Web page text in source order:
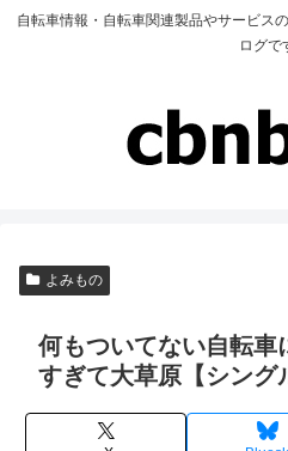
自転車情報・自転車関連製品やサービス
ログで
よみもの
何もついてない自転車
すぎて大草原【シング